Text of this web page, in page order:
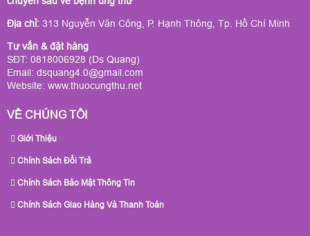
Địa chỉ: 313 Nguyễn Văn Công, P. Hạnh Thông, Tp. Hồ Chí Minh
Tư vấn & đặt hàng
SĐT: 0818006928 (Ds Quang)
Email: dsquang4.0@gmail.com
Website: www.thuocungthu.net
VỀ CHÚNG TÔI
Giới Thiệu
Chính Sách Đổi Trả
Chính Sách Bảo Mật Thông Tin
Chính Sách Giao Hàng Và Thanh Toán